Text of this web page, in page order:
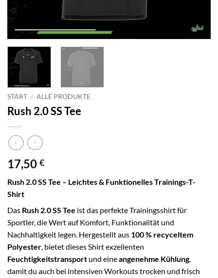
START / ALLE PRODUKTE
Rush 2.0 SS Tee
17,50 €
Rush 2.0 SS Tee – Leichtes & Funktionelles Trainings-T-
Shirt
Das Rush 2.0 SS Tee ist das perfekte Trainingsshirt für
Sportler, die Wert auf Komfort, Funktionalität und
Nachhaltigkeit legen. Hergestellt aus 100 % recyceltem
Polyester, bietet dieses Shirt exzellenten
Feuchtigkeitstransport und eineangenehme Kühlung,
damit du auch bei intensiven Workouts trocken und frisch